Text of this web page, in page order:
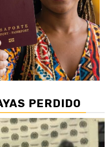
PERDIDO